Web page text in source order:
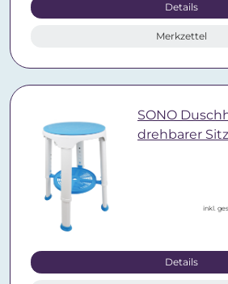
Details
Merkzettel
SONO
drehbarer
inkl.
Details